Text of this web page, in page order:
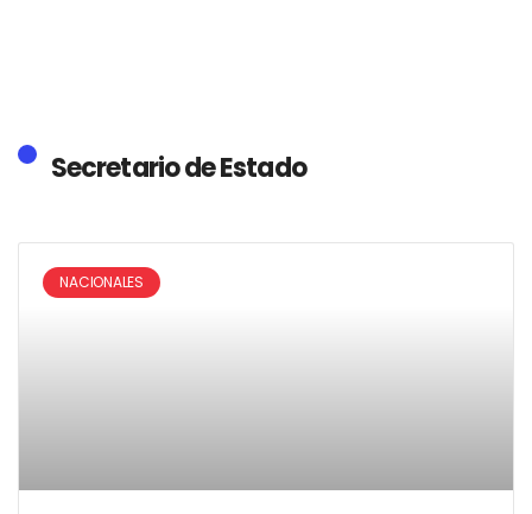
Secretario de Estado
NACIONALES